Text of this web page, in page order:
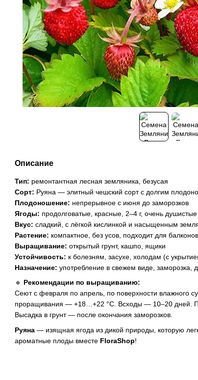
Описание
Тип: ремонтантная лесная земляника, безусая
Сорт: Руяна — элитный чешский сорт с долгим
Плодоношение: непрерывное с июня до заморозков
Ягоды: продолговатые, красные, 2–4 г, очень душистые
Вкус: сладкий, с лёгкой кислинкой и насыщенным
Растение: компактное, без усов, подходит для
Выращивание: открытый грунт, кашпо, ящики
Устойчивость: к болезням, засухе, холодам (с
Назначение: употребление в свежем виде, заморозка,
🔹 Рекомендации по выращиванию:
Сеют с февраля по апрель, по поверхности влажного
проращивания — +18…+22 °C. Всходы — 10–20 дней.
Высадка в грунт — после окончания заморозков.
Руяна — изящная ягода из дикой природы, которую
ароматные плоды вместе FloraShop!